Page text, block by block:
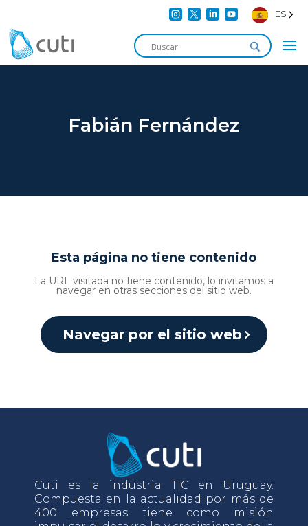
    ES
Fabián Fernández
Esta página no tiene contenido
La URL visitada no tiene contenido, lo invitamos a
navegar en otras secciones del sitio web.
Navegar por el sitio web
Cuti es la industria TIC en Uruguay.
Compuesta en la actualidad por más de
400 empresas tiene como misión